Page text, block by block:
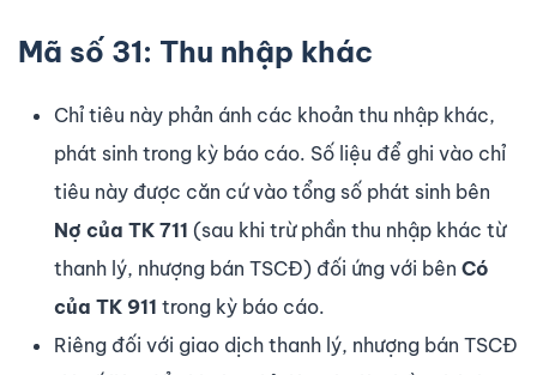
Mã số 31: Thu nhập khác
Chỉ tiêu này phản ánh các khoản thu nhập khác,
phát sinh trong kỳ báo cáo. Số liệu để ghi vào chỉ
tiêu này được căn cứ vào tổng số phát sinh bên
Nợ của TK 711 (sau khi trừ phần thu nhập khác từ
thanh lý, nhượng bán TSCĐ) đối ứng với bên Có
của TK 911 trong kỳ báo cáo.
Riêng đối với giao dịch thanh lý, nhượng bán TSCĐ